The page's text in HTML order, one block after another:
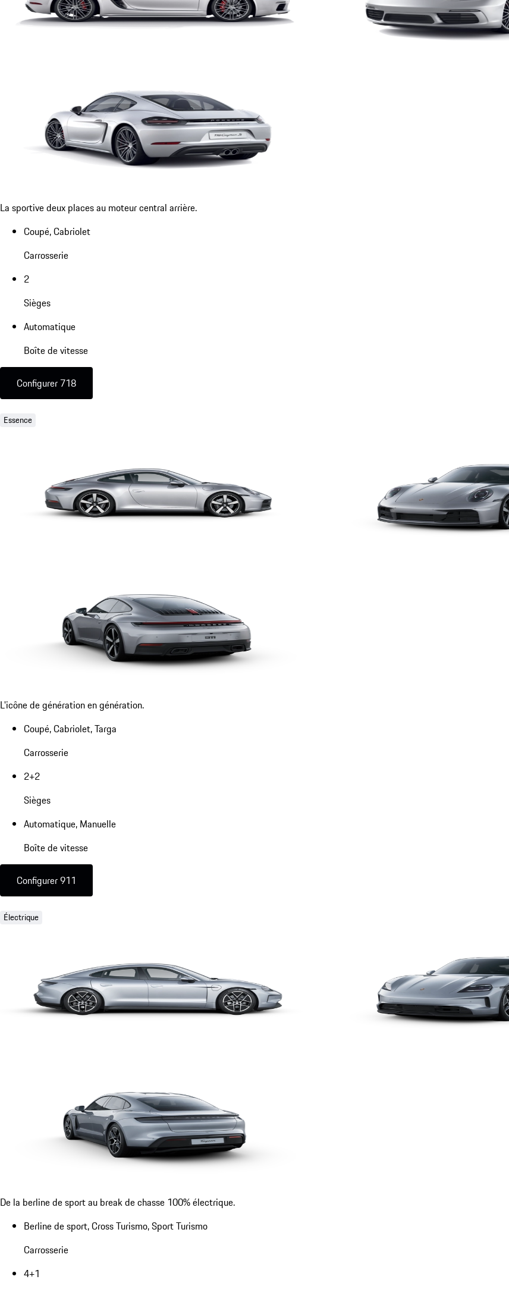
La sportive deux places au moteur central arrière.
Coupé, Cabriolet
Carrosserie
2
Sièges
Automatique
Boîte de vitesse
Configurer 718
Essence
L'icône de génération en génération.
Coupé, Cabriolet, Targa
Carrosserie
2+2
Sièges
Automatique, Manuelle
Boîte de vitesse
Configurer 911
Électrique
De la berline de sport au break de chasse 100% électrique.
Berline de sport, Cross Turismo, Sport Turismo
Carrosserie
4+1